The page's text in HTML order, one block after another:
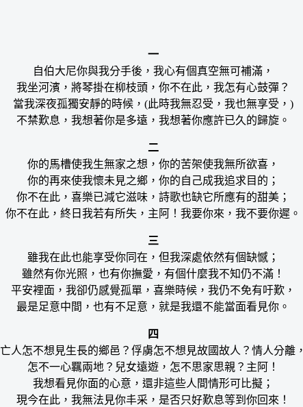
一
自伯大尼你與我分手後，我心有個真空無可補滿，
我坐河濱，將琴掛在柳枝頭，你不在此，我怎有心鼓彈？
當我深夜孤獨安靜的時候，(此時我無忍受，我也無享受，)
不禁歎息，我想著你是多遠，我想著你應許已久的歸旋。
二
你的馬槽使我生無家之想，你的苦架使我無所欲喜，
你的再來使我懷未見之鄉，你的自己成我追求目的；
你不在此，喜樂已減它滋味，詩歌也缺它所應有的甜美；
你不在此，終日我若有所失，主阿！我要你來，我不要你遲。
三
雖我在此也能享受你同在，但我深處依然有個缺憾；
雖然有你光照，也有你撫愛，有個什麼我不知仍不滿！
平安裡面，我卻仍感覺孤單，喜樂時候，我仍不免有吁歎，
最是足意中間，也有不足意，就是我還不能當面看見你。
四
亡人怎不想見生長的鄉邑？俘虜怎不想見故國故人？情人分離，
怎不一心羈兩地？兒女遠遊，怎不思家思親？主阿！
我想看見你面的心意，還非這些人間情形可比擬；
現今在此，我無法見你丰采，是否只好歎息等到你回來！